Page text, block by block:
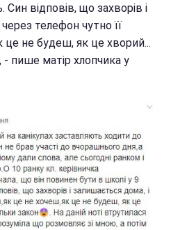
Син відповів, що захворів і
телефон чутно її
це не будеш, як це хворий...
пише матір хлопчика у